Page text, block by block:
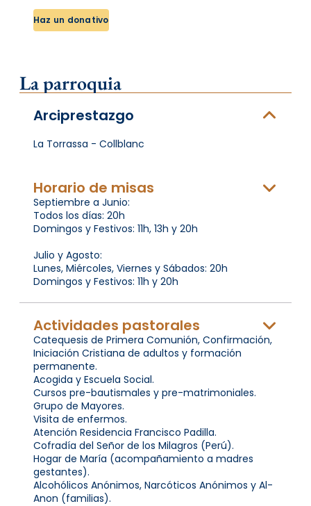
Haz un donativo
La parroquia
Arciprestazgo
La Torrassa - Collblanc
Horario de misas
Septiembre a Junio:
Todos los días: 20h
Domingos y Festivos: 11h, 13h y 20h
Julio y Agosto:
Lunes, Miércoles, Viernes y Sábados: 20h
Domingos y Festivos: 11h y 20h
Actividades pastorales
Catequesis de Primera Comunión, Confirmación,
Iniciación Cristiana de adultos y formación
permanente.
Acogida y Escuela Social.
Cursos pre-bautismales y pre-matrimoniales.
Grupo de Mayores.
Visita de enfermos.
Atención Residencia Francisco Padilla.
Cofradía del Señor de los Milagros (Perú).
Hogar de María (acompañamiento a madres
gestantes).
Alcohólicos Anónimos, Narcóticos Anónimos y Al-
Anon (familias).